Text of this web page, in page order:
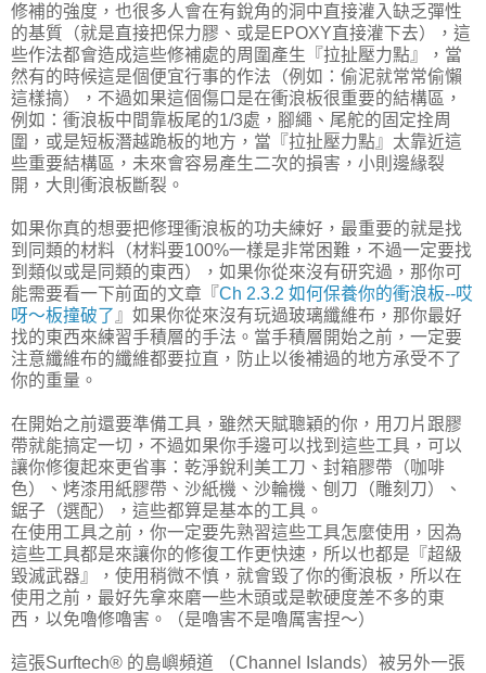
修補的強度，也很多人會在有銳角的洞中直接灌入缺乏彈性
的基質（就是直接把保力膠、或是EPOXY直接灌下去），這
些作法都會造成這些修補處的周圍產生『拉扯壓力點』，當
然有的時候這是個便宜行事的作法（例如：偷泥就常常偷懶
這樣搞），不過如果這個傷口是在衝浪板很重要的結構區，
例如：衝浪板中間靠板尾的1/3處，腳繩、尾舵的固定拴周
圍，或是短板潛越跪板的地方，當『拉扯壓力點』太靠近這
些重要結構區，未來會容易產生二次的損害，小則邊緣裂
開，大則衝浪板斷裂。
如果你真的想要把修理衝浪板的功夫練好，最重要的就是找
到同類的材料（材料要100%一樣是非常困難，不過一定要找
到類似或是同類的東西），如果你從來沒有研究過，那你可
能需要看一下前面的文章『Ch 2.3.2 如何保養你的衝浪板--哎
呀～板撞破了 』如果你從來沒有玩過玻璃纖維布，那你最好
找的東西來練習手積層的手法。當手積層開始之前，一定要
注意纖維布的纖維都要拉直，防止以後補過的地方承受不了
你的重量。
在開始之前還要準備工具，雖然天賦聰穎的你，用刀片跟膠
帶就能搞定一切，不過如果你手邊可以找到這些工具，可以
讓你修復起來更省事：乾淨銳利美工刀、封箱膠帶（咖啡
色）、烤漆用紙膠帶、沙紙機、沙輪機、刨刀（雕刻刀）、
鋸子（選配），這些都算是基本的工具。
在使用工具之前，你一定要先熟習這些工具怎麼使用，因為
這些工具都是來讓你的修復工作更快速，所以也都是『超級
毀滅武器』，使用稍微不慎，就會毀了你的衝浪板，所以在
使用之前，最好先拿來磨一些木頭或是軟硬度差不多的東
西，以免嚕修嚕害。（是嚕害不是嚕厲害捏～）
這張Surftech® 的島嶼頻道 （Channel Islands）被另外一張